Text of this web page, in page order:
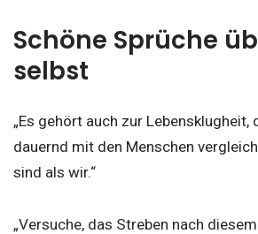
Schöne Sprüche
selbst
„Es gehört auch zur
dauernd mit den Menschen
sind als wir.“
„Versuche, das Streben nach